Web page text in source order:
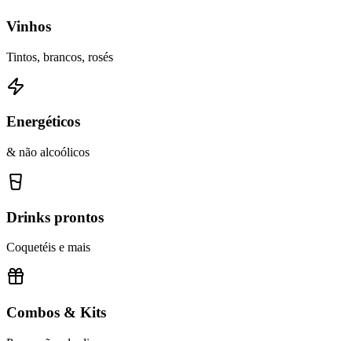
Vinhos
Tintos, brancos, rosés
Energéticos
& não alcoólicos
Drinks prontos
Coquetéis e mais
Combos & Kits